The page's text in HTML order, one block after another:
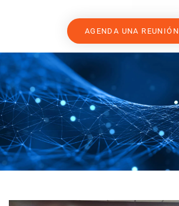
AGENDA UNA REUNIÓN